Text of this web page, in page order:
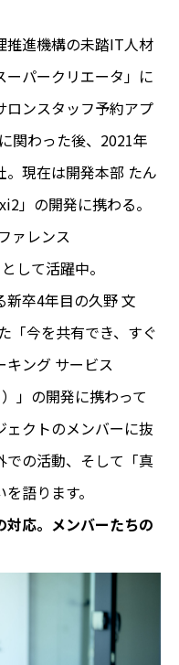
推進機構の未踏IT人材
パークリエータ」に
ロンスタッフ予約アプ
関わった後、2021年
。現在は開発本部 たん
」の開発に携わる。
ァレンス
して活躍中。
新卒4年目の久野 文
「今を共有でき、すぐ
キング サービス
」の開発に携わって
ェクトのメンバーに抜
での活動、そして「真
語ります。
応。メンバーたちの